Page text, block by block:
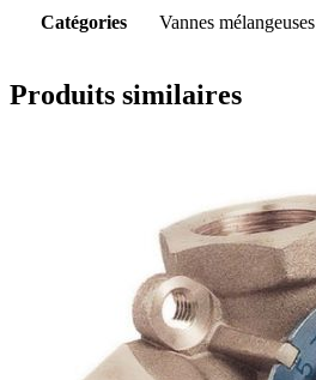
Catégories Vannes mélangeuses
Produits similaires